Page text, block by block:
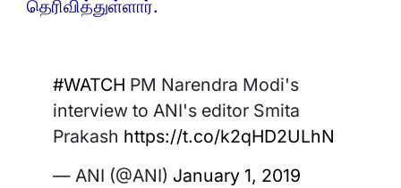
தெரிவித்துள்ளார்.
#WATCH PM Narendra Modi's
interview to ANI's editor Smita
Prakash https://t.co/k2qHD2ULhN
— ANI (@ANI) January 1, 2019